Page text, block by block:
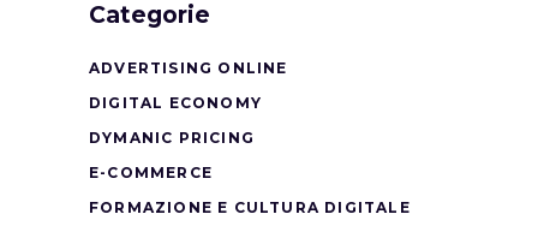
Categorie
ADVERTISING ONLINE
DIGITAL ECONOMY
DYMANIC PRICING
E-COMMERCE
FORMAZIONE E CULTURA DIGITALE